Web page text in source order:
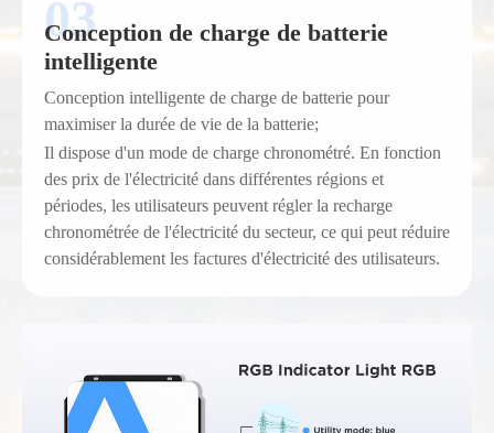
Conception de charge de batterie
intelligente
Conception intelligente de charge de batterie pour
maximiser la durée de vie de la batterie;
Il dispose d'un mode de charge chronométré. En fonction
des prix de l'électricité dans différentes régions et
périodes, les utilisateurs peuvent régler la recharge
chronométrée de l'électricité du secteur, ce qui peut réduire
considérablement les factures d'électricité des utilisateurs.